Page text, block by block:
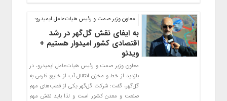
معاون وزیر صمت و رئیس هیات‌عامل ایمیدرو:
به ایفای نقش گل‌گهر در رشد
اقتصادی کشور امیدوار هستیم +
ویدئو
معاون وزیر صمت و رئیس هیات‌عامل ایمیدرو، در
بازدید از خط و مخزن انتقال آب از خلیج فارس به
گل‌گهر، گفت: شرکت گل‌گهر یکی از قطب‌های مهم
صنعت و معدن کشور است و لذا باید نقش مهم